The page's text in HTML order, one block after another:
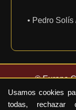
• Pedro
© Europa
Términos y
Usamos cookies
todas, rechazar